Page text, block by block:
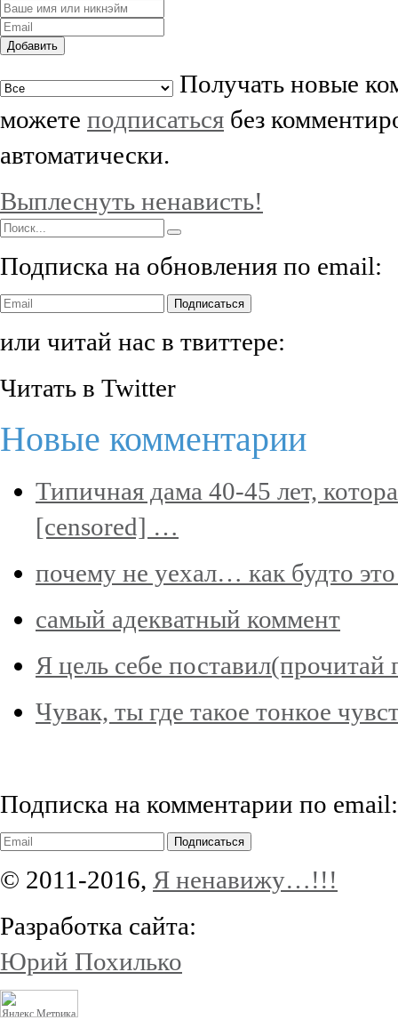
Добавить
Получать новые
можете подписаться без
автоматически.
Выплеснуть ненависть!
Подписка на обновления по email:
Подписаться
или читай нас в твиттере:
Читать в Twitter
Новые комментарии
Типичная дама 40-45 лет,
[censored] …
почему не уехал… как будто
самый адекватный коммент
Я цель себе
Чувак, ты где такое тонкое
Подписка на комментарии по email:
Подписаться
© 2011-2016, Я ненавижу…!!!
Разработка сайта:
Юрий Похилько